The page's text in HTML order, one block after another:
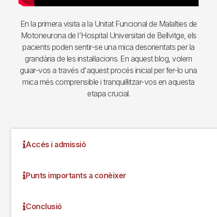
En la primera visita a la Unitat Funcional de Malalties de
Motoneurona de l'Hospital Universitari de Bellvitge, els
pacients poden sentir-se una mica desorientats per la
grandària de les instal·lacions. En aquest blog, volem
guiar-vos a través d'aquest procés inicial per fer-lo una
mica més comprensible i tranquil·litzar-vos en aquesta
etapa crucial.
Accés i admissió
Punts importants a conèixer
Conclusió